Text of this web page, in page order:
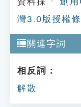
灣3.0版授權
關連字詞
相反詞：
解散